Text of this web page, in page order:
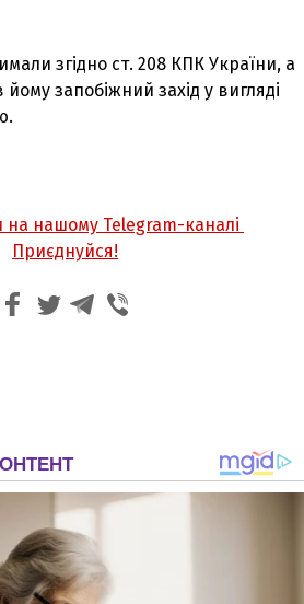
згідно ст. 208 КПК України, а
запобіжний захід у вигляді
на нашому Telegram-каналі
Приєднуйся!